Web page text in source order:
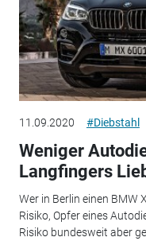
11.09.2020 #Diebstahl
Weniger
Langfingers
Wer in Berlin einen
Risiko, Opfer eines
Risiko bundesweit aber